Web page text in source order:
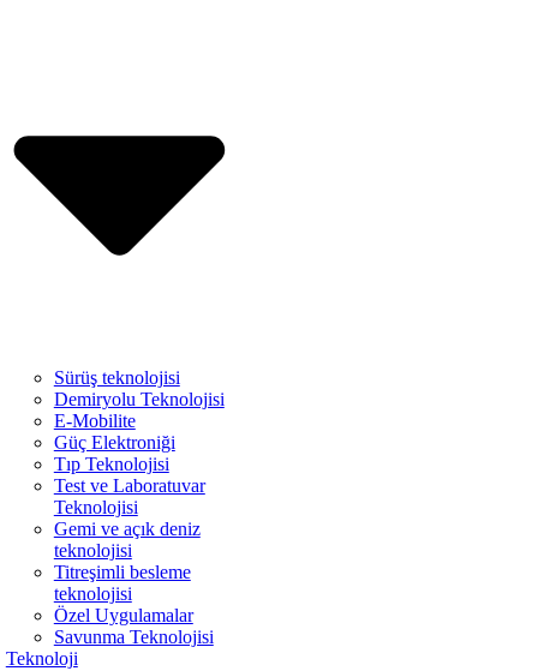
Sürüş teknolojisi
Demiryolu Teknolojisi
E-Mobilite
Güç Elektroniği
Tıp Teknolojisi
Test ve Laboratuvar
Teknolojisi
Gemi ve açık deniz
teknolojisi
Titreşimli besleme
teknolojisi
Özel Uygulamalar
Savunma Teknolojisi
Teknoloji